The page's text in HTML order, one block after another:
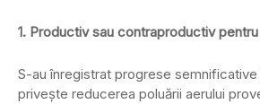
1. Productiv sau contraproductiv
S-au înregistrat progrese semnificative
privește reducerea poluării aerului